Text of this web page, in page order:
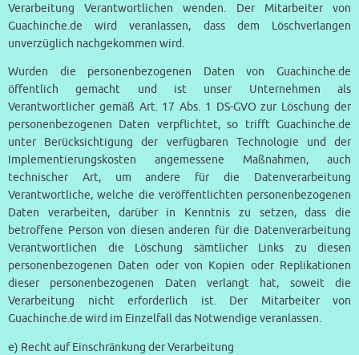
Verarbeitung Verantwortlichen wenden. Der Mitarbeiter von
Guachinche.de wird veranlassen, dass dem Löschverlangen
unverzüglich nachgekommen wird.
Wurden die personenbezogenen Daten von Guachinche.de
öffentlich gemacht und ist unser Unternehmen als
Verantwortlicher gemäß Art. 17 Abs. 1 DS-GVO zur Löschung der
personenbezogenen Daten verpflichtet, so trifft Guachinche.de
unter Berücksichtigung der verfügbaren Technologie und der
Implementierungskosten angemessene Maßnahmen, auch
technischer Art, um andere für die Datenverarbeitung
Verantwortliche, welche die veröffentlichten personenbezogenen
Daten verarbeiten, darüber in Kenntnis zu setzen, dass die
betroffene Person von diesen anderen für die Datenverarbeitung
Verantwortlichen die Löschung sämtlicher Links zu diesen
personenbezogenen Daten oder von Kopien oder Replikationen
dieser personenbezogenen Daten verlangt hat, soweit die
Verarbeitung nicht erforderlich ist. Der Mitarbeiter von
Guachinche.de wird im Einzelfall das Notwendige veranlassen.
e) Recht auf Einschränkung der Verarbeitung